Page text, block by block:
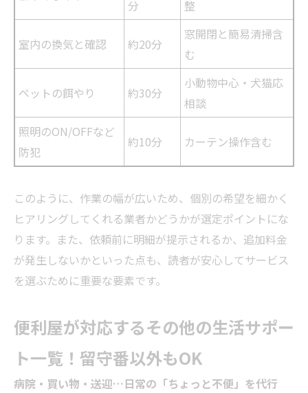
分
整
室内の換気と確認 約20分
窓開閉と簡易清掃含
む
ペットの餌やり 約30分
小動物中心・犬猫応
相談
照明のON/OFFなど
防犯
約10分 カーテン操作含む
このように、作業の幅が広いため、個別の希望を細かく
ヒアリングしてくれる業者かどうかが選定ポイントにな
ります。また、依頼前に明細が提示されるか、追加料金
が発生しないかといった点も、読者が安心してサービス
を選ぶために重要な要素です。
便利屋が対応するその他の生活サポー
ト一覧！留守番以外もOK
病院・買い物・送迎…日常の「ちょっと不便」を代行